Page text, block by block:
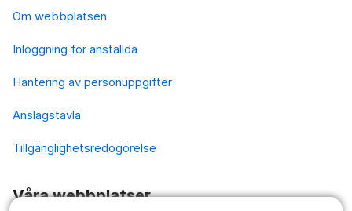
Om webbplatsen
Inloggning för anställda
Hantering av personuppgifter
Anslagstavla
Tillgänglighetsredogörelse
Våra webbplatser